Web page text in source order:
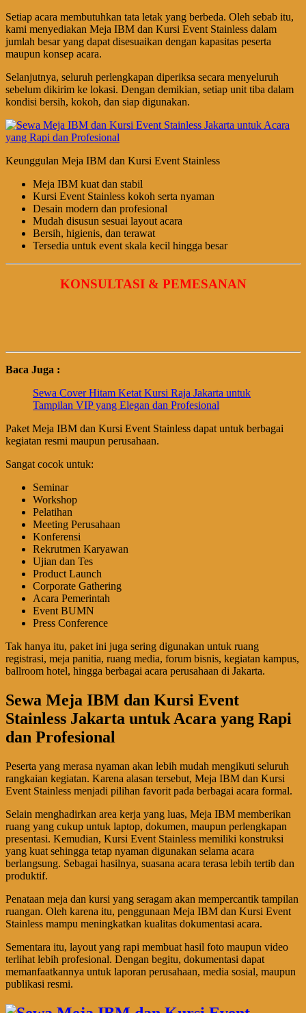
Setiap acara membutuhkan tata letak yang berbeda. Oleh sebab itu,
kami menyediakan Meja IBM dan Kursi Event Stainless dalam
jumlah besar yang dapat disesuaikan dengan kapasitas peserta
maupun konsep acara.
Selanjutnya, seluruh perlengkapan diperiksa secara menyeluruh
sebelum dikirim ke lokasi. Dengan demikian, setiap unit tiba dalam
kondisi bersih, kokoh, dan siap digunakan.
Keunggulan Meja IBM dan Kursi Event Stainless
Meja IBM kuat dan stabil
Kursi Event Stainless kokoh serta nyaman
Desain modern dan profesional
Mudah disusun sesuai layout acara
Bersih, higienis, dan terawat
Tersedia untuk event skala kecil hingga besar
KONSULTASI & PEMESANAN
Baca Juga :
Sewa Cover Hitam Ketat Kursi Raja Jakarta untuk
Tampilan VIP yang Elegan dan Profesional
Paket Meja IBM dan Kursi Event Stainless dapat untuk berbagai
kegiatan resmi maupun perusahaan.
Sangat cocok untuk:
Seminar
Workshop
Pelatihan
Meeting Perusahaan
Konferensi
Rekrutmen Karyawan
Ujian dan Tes
Product Launch
Corporate Gathering
Acara Pemerintah
Event BUMN
Press Conference
Tak hanya itu, paket ini juga sering digunakan untuk ruang
registrasi, meja panitia, ruang media, forum bisnis, kegiatan kampus,
ballroom hotel, hingga berbagai acara perusahaan di Jakarta.
Sewa Meja IBM dan Kursi Event
Stainless Jakarta untuk Acara yang Rapi
dan Profesional
Peserta yang merasa nyaman akan lebih mudah mengikuti seluruh
rangkaian kegiatan. Karena alasan tersebut, Meja IBM dan Kursi
Event Stainless menjadi pilihan favorit pada berbagai acara formal.
Selain menghadirkan area kerja yang luas, Meja IBM memberikan
ruang yang cukup untuk laptop, dokumen, maupun perlengkapan
presentasi. Kemudian, Kursi Event Stainless memiliki konstruksi
yang kuat sehingga tetap nyaman digunakan selama acara
berlangsung. Sebagai hasilnya, suasana acara terasa lebih tertib dan
produktif.
Penataan meja dan kursi yang seragam akan mempercantik tampilan
ruangan. Oleh karena itu, penggunaan Meja IBM dan Kursi Event
Stainless mampu meningkatkan kualitas dokumentasi acara.
Sementara itu, layout yang rapi membuat hasil foto maupun video
terlihat lebih profesional. Dengan begitu, dokumentasi dapat
memanfaatkannya untuk laporan perusahaan, media sosial, maupun
publikasi resmi.